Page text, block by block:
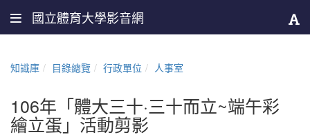
國立體育大學影音網
知識庫 目錄總覽 行政單位 人事室
106年「體大三十·三十而立~端午彩
繪立蛋」活動剪影